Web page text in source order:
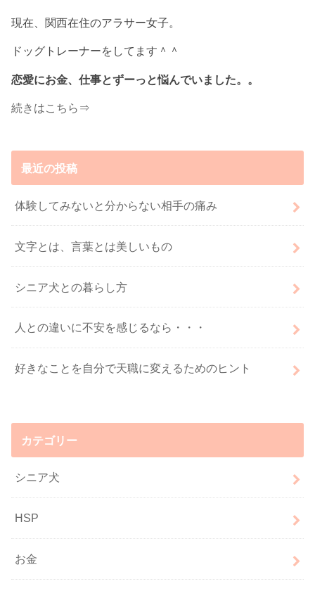
現在、関西在住のアラサー女子。
ドッグトレーナーをしてます＾＾
恋愛にお金、仕事とずーっと悩んでいました。。
続きはこちら⇒
最近の投稿
体験してみないと分からない相手の痛み
文字とは、言葉とは美しいもの
シニア犬との暮らし方
人との違いに不安を感じるなら・・・
好きなことを自分で天職に変えるためのヒント
カテゴリー
シニア犬
HSP
お金